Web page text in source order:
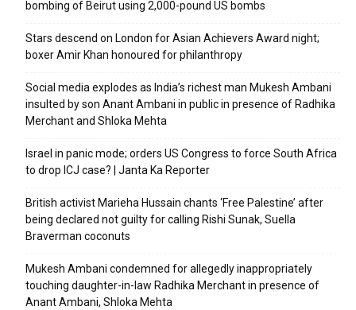
bombing of Beirut using 2,000-pound US bombs
Stars descend on London for Asian Achievers Award night;
boxer Amir Khan honoured for philanthropy
Social media explodes as India’s richest man Mukesh Ambani
insulted by son Anant Ambani in public in presence of Radhika
Merchant and Shloka Mehta
Israel in panic mode; orders US Congress to force South Africa
to drop ICJ case? | Janta Ka Reporter
British activist Marieha Hussain chants ‘Free Palestine’ after
being declared not guilty for calling Rishi Sunak, Suella
Braverman coconuts
Mukesh Ambani condemned for allegedly inappropriately
touching daughter-in-law Radhika Merchant in presence of
Anant Ambani, Shloka Mehta